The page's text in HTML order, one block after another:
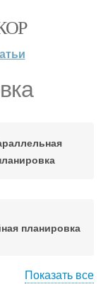
планировка
Показать все